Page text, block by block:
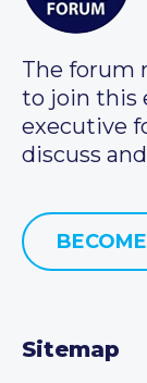
The forum
to join this
executive
discuss
Sitemap